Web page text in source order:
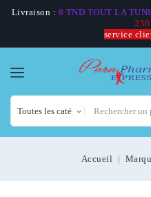
Livraison : 8 TND TOUT LA
service
Accueil